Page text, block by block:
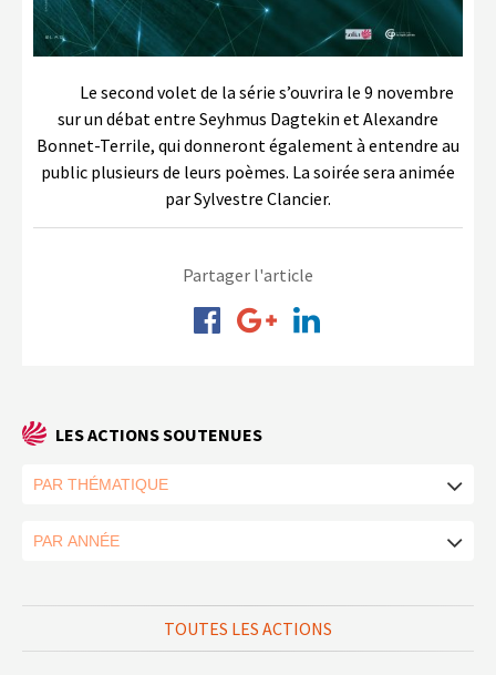
Le second volet de la série s’ouvrira le 9 novembre
sur un débat entre Seyhmus Dagtekin et Alexandre
Bonnet-Terrile, qui donneront également à entendre au
public plusieurs de leurs poèmes. La soirée sera animée
par Sylvestre Clancier.
Partager l'article
LES ACTIONS SOUTENUES
TOUTES LES ACTIONS